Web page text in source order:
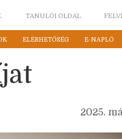
TANULÓI OLDAL
ELÉRHETŐSÉG E-NAPLÓ
2025.